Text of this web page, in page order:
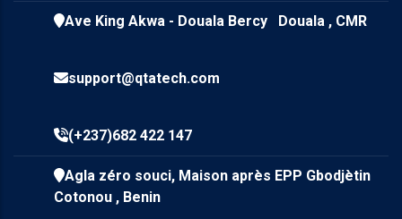
Ave King Akwa - Douala Bercy Douala , CMR
support@qtatech.com
(+237)682 422 147
Agla zéro souci, Maison après EPP Gbodjètin
Cotonou , Benin